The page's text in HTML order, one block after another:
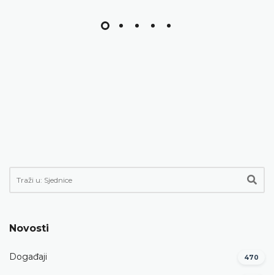
Novosti
Događaji 470